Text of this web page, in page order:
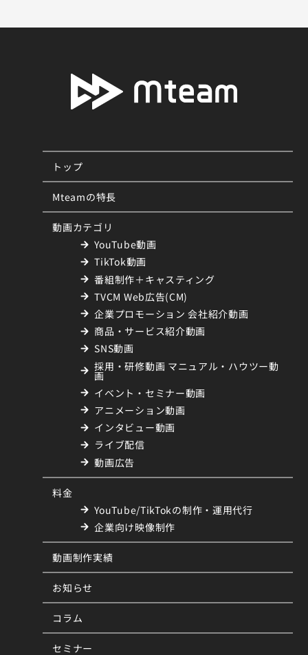
トップ
Mteamの特長
動画カテゴリ
YouTube動画
TikTok動画
番組制作＋キャスティング
TVCM Web広告(CM)
企業プロモーション 会社紹介動画
商品・サービス紹介動画
SNS動画
採用・研修動画 マニュアル・ハウツー動
画
イベント・セミナー動画
アニメーション動画
インタビュー動画
ライブ配信
動画広告
料金
YouTube/TikTokの制作・運用代行
企業向け映像制作
動画制作実績
お知らせ
コラム
セミナー